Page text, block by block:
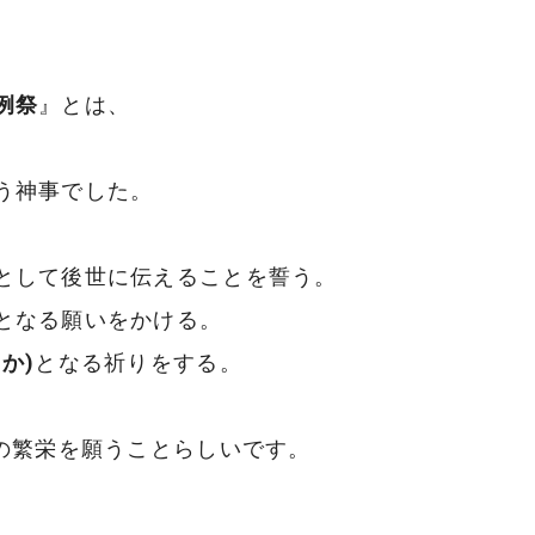
祭 』とは、
事でした。
て後世に伝えることを誓う。
る願いをかける。
) となる祈りをする。
栄を願うことらしいです。